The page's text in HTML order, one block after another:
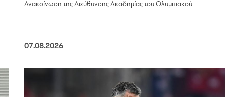
Ανακοίνωση της Διεύθυνσης Ακαδημίας του Ολυμπιακού.
07.08.2026